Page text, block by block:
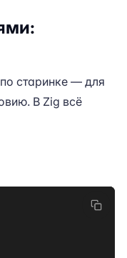
старинке — для
В Zig всё